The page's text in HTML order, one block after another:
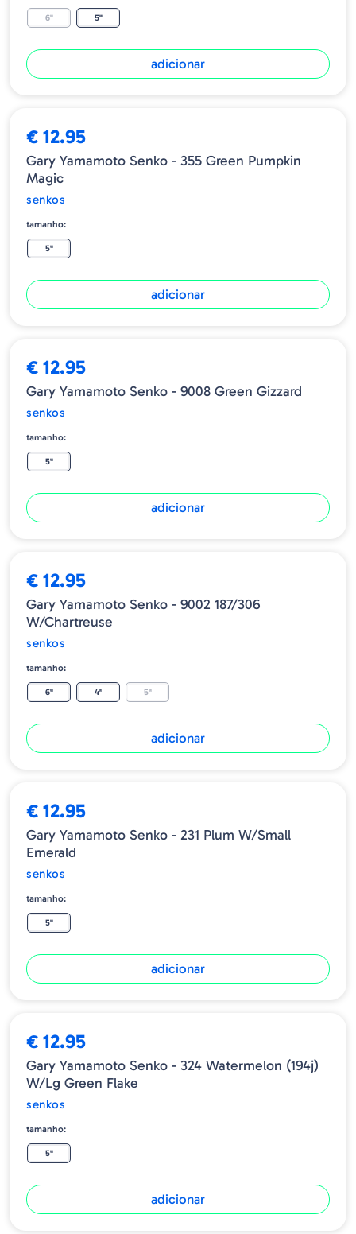
6" 5"
adicionar
€ 12.95
Gary Yamamoto Senko - 355 Green Pumpkin
Magic
senkos
tamanho:
5"
adicionar
€ 12.95
Gary Yamamoto Senko - 9008 Green Gizzard
senkos
tamanho:
5"
adicionar
€ 12.95
Gary Yamamoto Senko - 9002 187/306
W/Chartreuse
senkos
tamanho:
6" 4" 5"
adicionar
€ 12.95
Gary Yamamoto Senko - 231 Plum W/Small
Emerald
senkos
tamanho:
5"
adicionar
€ 12.95
Gary Yamamoto Senko - 324 Watermelon (194j)
W/lg Green Flake
senkos
tamanho:
5"
adicionar